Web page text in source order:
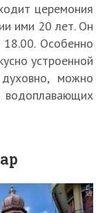
церемония
ими 20 лет. Он
Особенно
устроенной
можно
водоплавающих